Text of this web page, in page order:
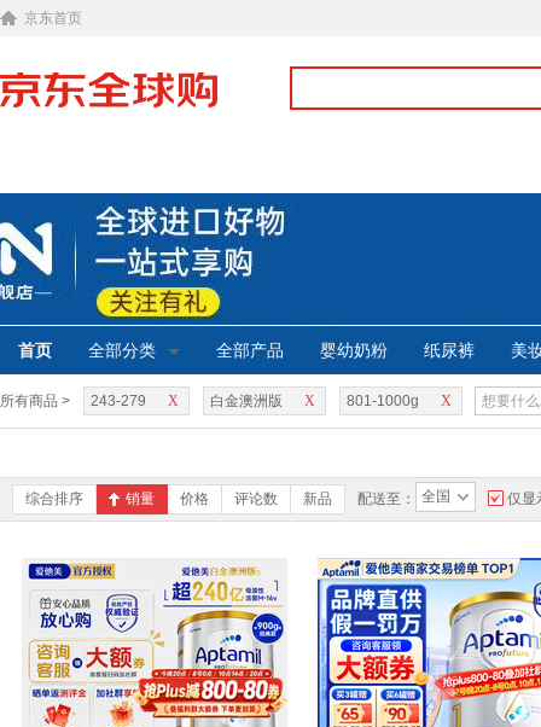
京东首页
首页 全部分类 全部产品 婴幼奶粉 纸尿裤 美
所有商品 > X
243-279 X
白金澳洲版 X
801-1000g
综合排序 销量 价格 评论数 新品 配送至： 全国 仅显